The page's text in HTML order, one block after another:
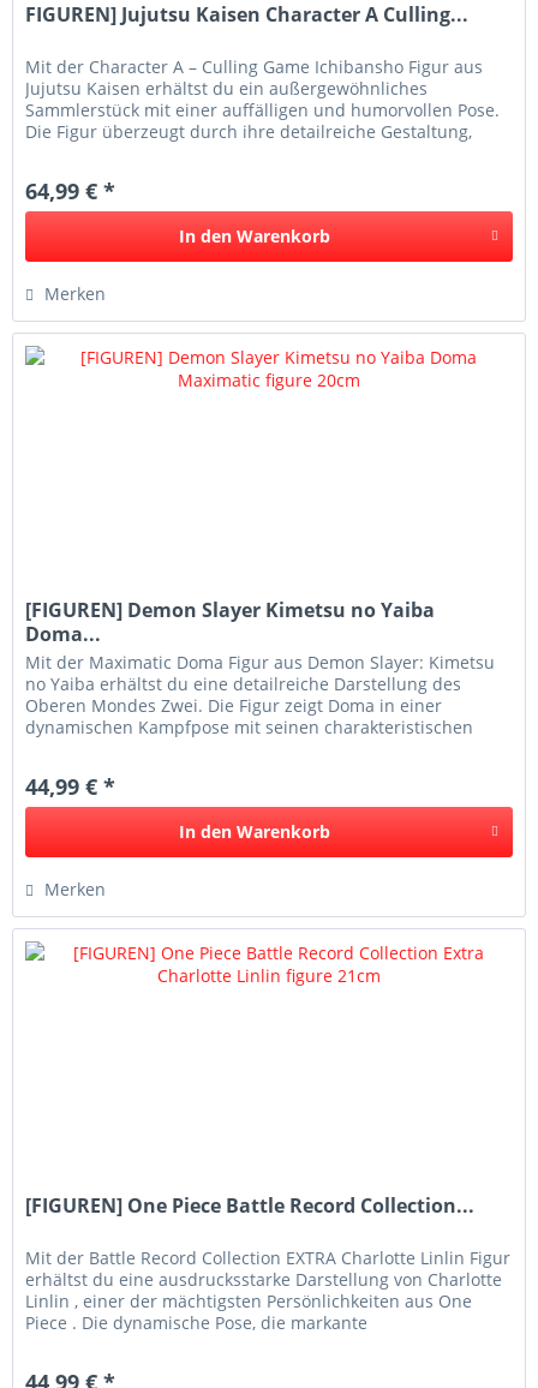
FIGUREN] Jujutsu Kaisen Character A Culling...
Mit der Character A – Culling Game Ichibansho Figur aus
Jujutsu Kaisen erhältst du ein außergewöhnliches
Sammlerstück mit einer auffälligen und humorvollen Pose.
Die Figur überzeugt durch ihre detailreiche Gestaltung,
64,99 € *
In den Warenkorb
Merken
[FIGUREN] Demon Slayer Kimetsu no Yaiba
Doma...
Mit der Maximatic Doma Figur aus Demon Slayer: Kimetsu
no Yaiba erhältst du eine detailreiche Darstellung des
Oberen Mondes Zwei. Die Figur zeigt Doma in einer
dynamischen Kampfpose mit seinen charakteristischen
44,99 € *
In den Warenkorb
Merken
[FIGUREN] One Piece Battle Record Collection...
Mit der Battle Record Collection EXTRA Charlotte Linlin Figur
erhältst du eine ausdrucksstarke Darstellung von Charlotte
Linlin , einer der mächtigsten Persönlichkeiten aus One
Piece . Die dynamische Pose, die markante
44,99 € *